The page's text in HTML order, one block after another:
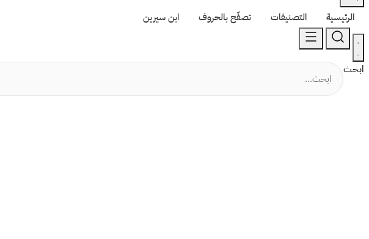
الرئيسية التصنيفات تصفّح بالحروف ابن سيرين
ابحث